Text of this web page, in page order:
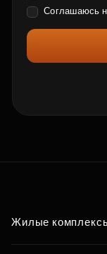
Соглашаюсь
Жилые